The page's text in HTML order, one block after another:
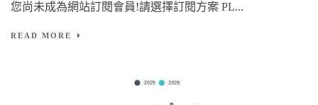
您尚未成為網站訂閱會員!請選擇訂閱方案 PL...
READ MORE